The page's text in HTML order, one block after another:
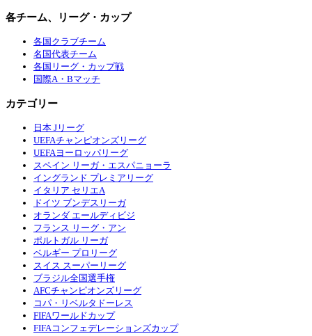
各チーム、リーグ・カップ
各国クラブチーム
名国代表チーム
各国リーグ・カップ戦
国際A・Bマッチ
カテゴリー
日本 Jリーグ
UEFAチャンピオンズリーグ
UEFAヨーロッパリーグ
スペイン リーガ・エスパニョーラ
イングランド プレミアリーグ
イタリア セリエA
ドイツ ブンデスリーガ
オランダ エールディビジ
フランス リーグ・アン
ポルトガル リーガ
ベルギー プロリーグ
スイス スーパーリーグ
ブラジル全国選手権
AFCチャンピオンズリーグ
コパ・リベルタドーレス
FIFAワールドカップ
FIFAコンフェデレーションズカップ